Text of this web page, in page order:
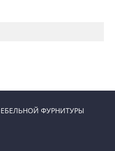
ФУРНИТУРЫ